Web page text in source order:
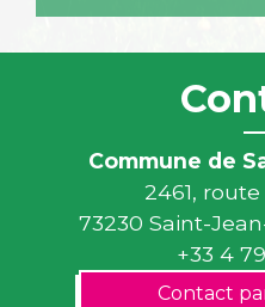
Commune de
2461,
73230 Saint-
+33 4
Contact